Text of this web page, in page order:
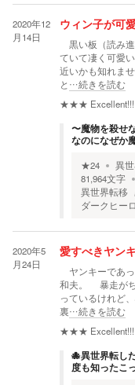
2020年12
月14日
ウィン子が可
黒い板（読み
ていて凄く可愛
近いかも知れま
と …続きを読む
★★★ Excellent!!!
〜魔物を殺せ
なのになぜか
★24 異
81,964文字
異世界転移
ダークヒー
2020年5
月24日
愛すべきヤン
ヤンキーであ
和夫。 暴走が
っているけれど
裏…続きを読む
★★★ Excellent!!!
🐙異世界転し
度も知ったこ